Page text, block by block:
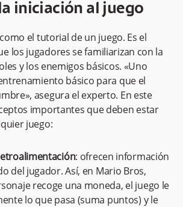
iniciación al juego
el tutorial de un juego. Es el
los jugadores se familiarizan con la
y los enemigos básicos. «Uno
básico para que el
asegura el experto. En este
importantes que deben estar
juego:
: ofrecen información
del jugador. Así, en Mario Bros,
recoge una moneda, el juego le
lo que pasa (suma puntos) y le